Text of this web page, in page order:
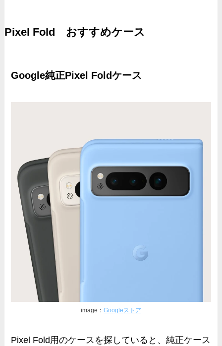
Pixel Fold おすすめケース
Google純正Pixel Foldケース
image： Googleストア
Pixel Fold用のケースを探していると、純正ケース